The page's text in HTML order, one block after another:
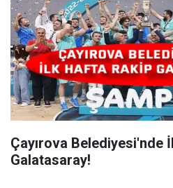
Çayırova Belediyesi'nde İlk Hafta Rakip
Galatasaray!